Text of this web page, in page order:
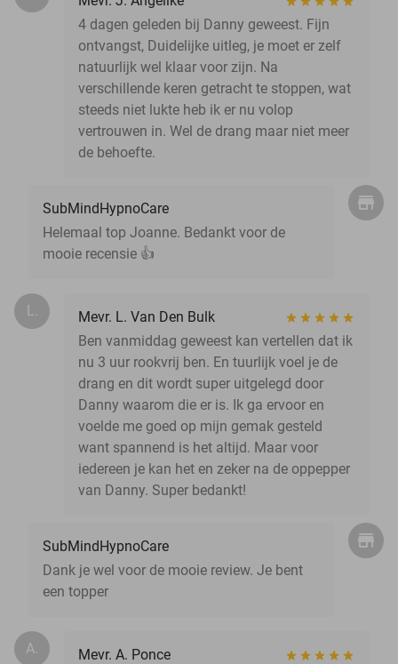
4 dagen geleden bij Danny geweest. Fijn
ontvangst, Duidelijke uitleg, je moet er zelf
natuurlijk wel klaar voor zijn. Na
verschillende keren getracht te stoppen, wat
steeds niet lukte heb ik er nu volop
vertrouwen in. Wel de drang maar niet meer
de behoefte.
SubMindHypnoCare
Helemaal top Joanne. Bedankt voor de
mooie recensie 👍
L.
Mevr. L. Van Den Bulk
Ben vanmiddag geweest kan vertellen dat ik
nu 3 uur rookvrij ben. En tuurlijk voel je de
drang en dit wordt super uitgelegd door
Danny waarom die er is. Ik ga ervoor en
voelde me goed op mijn gemak gesteld
want spannend is het altijd. Maar voor
iedereen je kan het en zeker na de oppepper
van Danny. Super bedankt!
SubMindHypnoCare
Dank je wel voor de mooie review. Je bent
een topper
A.
Mevr. A. Ponce